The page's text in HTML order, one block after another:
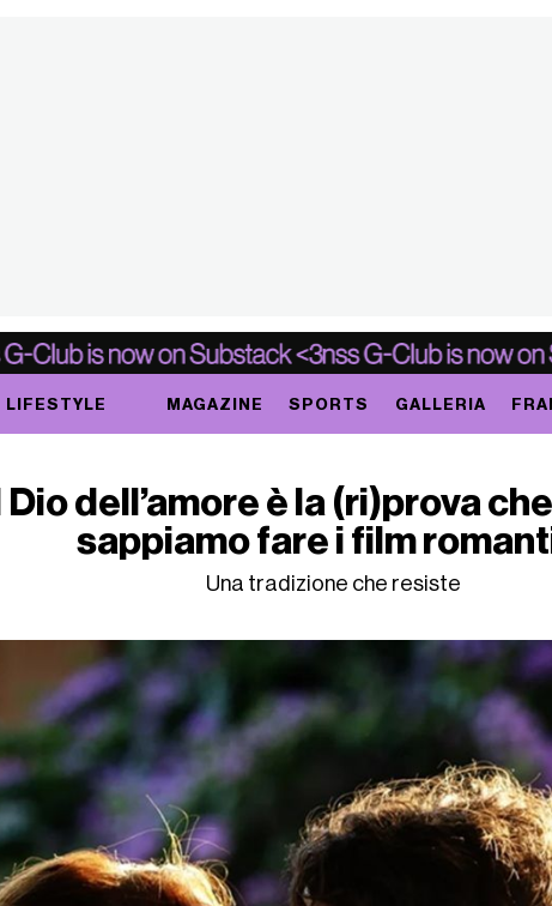
LIFESTYLE MAGAZINE SPORTS GALLERIA
Il Dio dell’amore è la (ri)prova
sappiamo fare i film
Una tradizione che resiste